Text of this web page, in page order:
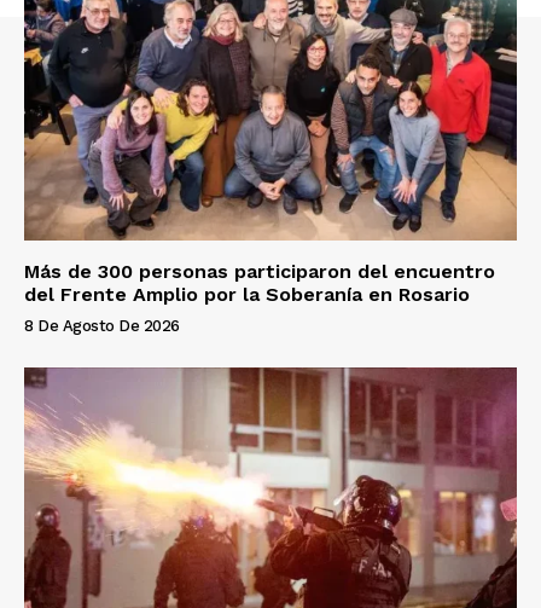
Más de 300 personas participaron del encuentro
del Frente Amplio por la Soberanía en Rosario
8 De Agosto De 2026